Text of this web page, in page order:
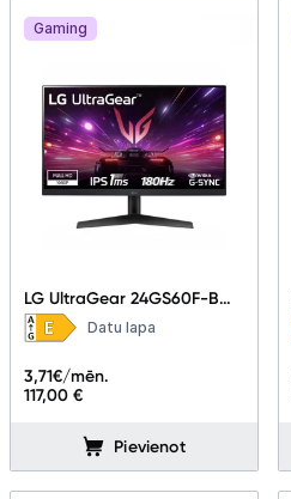
Gaming
LG UltraGear 24GS60F-B
23.8"
Datu lapa
117,00 €
3,71€/mēn.
Pievienot